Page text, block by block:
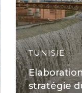
TUNISIE
stratégie